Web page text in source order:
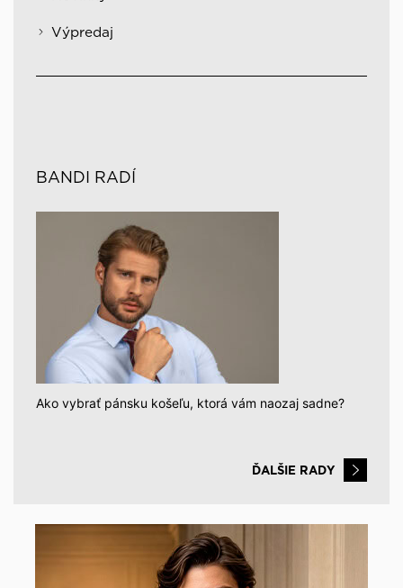
Výpredaj
BANDI RADÍ
Ako vybrať pánsku košeľu, ktorá vám naozaj sadne?
ĎALŠIE RADY